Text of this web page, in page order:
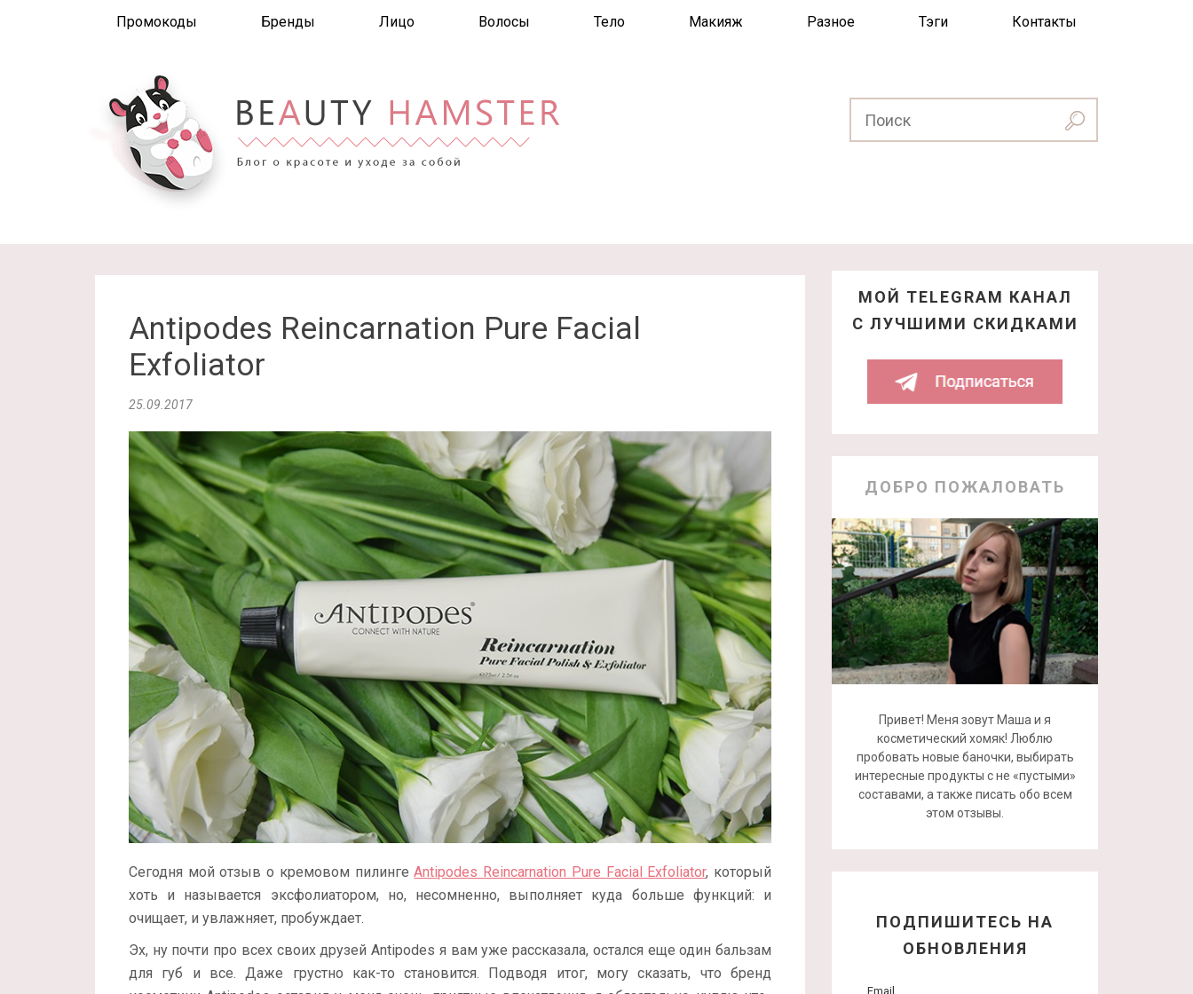
Промокоды Бренды Лицо Волосы Тело Макияж Разное Тэги Контакты
Antipodes Reincarnation Pure Facial
Exfoliator
25.09.2017
Сегодня мой отзыв о кремовом пилингеAntipodes Reincarnation Pure Facial Exfoliator, который
хоть и называется эксфолиатором, но, несомненно, выполняет куда больше функций: и
очищает, и увлажняет, пробуждает.
Эх, ну почти про всех своих друзей Antipodes я вам уже рассказала, остался еще один бальзам
для губ и все. Даже грустно как-то становится. Подводя итог, могу сказать, что бренд
МОЙ TELEGRAM КАНАЛ
С ЛУЧШИМИ СКИДКАМИ
ДОБРО ПОЖАЛОВАТЬ
Привет! Меня зовут Маша и я
косметический хомяк! Люблю
пробовать новые баночки, выбирать
интересные продукты с не «пустыми»
составами, а также писать обо всем
этом отзывы.
ПОДПИШИТЕСЬ НА
ОБНОВЛЕНИЯ
Email